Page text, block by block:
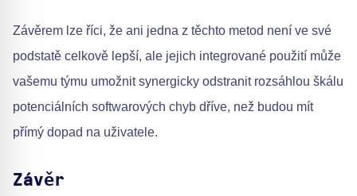
Závěrem lze říci, že ani jedna z těchto metod není ve své
podstatě celkově lepší, ale jejich integrované použití může
vašemu týmu umožnit synergicky odstranit rozsáhlou škálu
potenciálních softwarových chyb dříve, než budou mít
přímý dopad na uživatele.
Závěr